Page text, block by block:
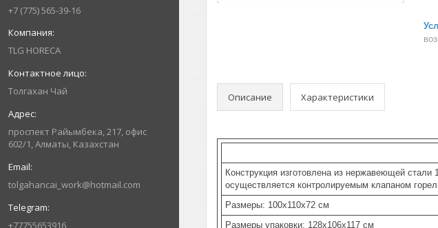
+7 (775) 565-39-16
TLG HORECA
Толгахан Чай
проспект Райымбека, 217, офис
602/1, Алматы, Казахстан
tolgahancai_work@hotmail.com
+77755653916
Описание Характеристики
Конструкция изготовлена из нержавеющей
осуществляется контролируемым клапаном
Размеры: 100x110x72 см
Размеры упаковки: 128x106x117 см